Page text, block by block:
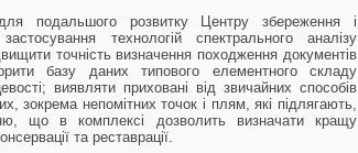
подальшого розвитку Центру збереження і
технологій спектрального аналізу
точність визначення походження документів
базу даних типового елементного складу
виявляти приховані від звичайних способів
зокрема непомітних точок і плям, які підлягають,
що в комплексі дозволить визначати кращу
та реставрації.